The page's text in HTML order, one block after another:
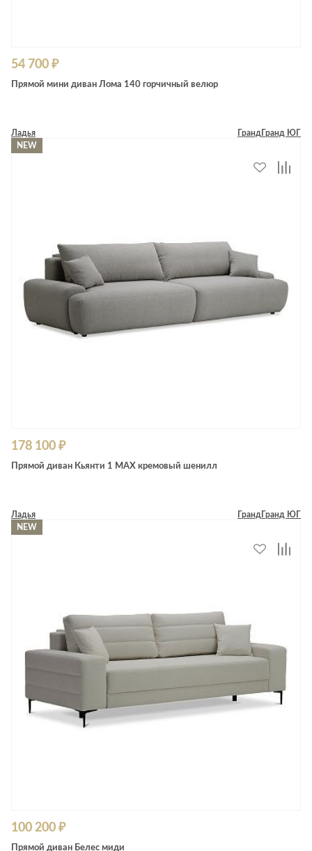
54 700 ₽
Прямой мини диван Лома 140 горчичный велюр
Ладья Гранд Гранд ЮГ
NEW
178 100 ₽
Прямой диван Кьянти 1 MAX кремовый шенилл
Ладья Гранд Гранд ЮГ
NEW
100 200 ₽
Прямой диван Белес миди